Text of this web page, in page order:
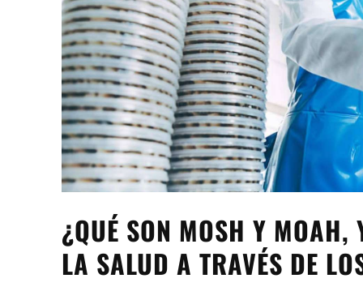
¿QUÉ SON MOSH Y MOAH,
LA SALUD A TRAVÉS DE